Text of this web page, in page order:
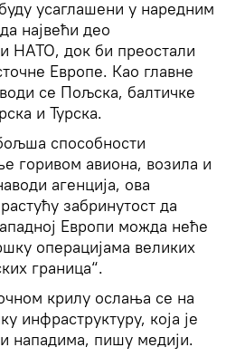
усаглашени у наредним
највећи део
НАТО, док би преостали
Европе. Као главне
се Пољска, балтичке
и Турска.
способности
горивом авиона, возила и
агенција, ова
забринутост да
Европи можда неће
операцијама великих
граница“.
крилу ослања се на
инфраструктуру, која је
нападима, пишу медији.